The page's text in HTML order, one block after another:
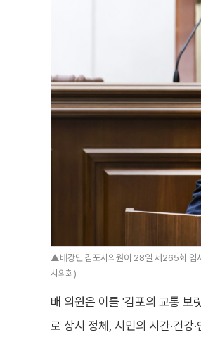
▲배강민 김포시의원이 28일 제265회 임
시의회)
배 의원은 이를 '김포의 교통 보
로 상시 정체, 시민의 시간·건강